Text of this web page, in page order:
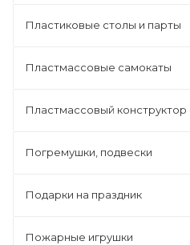
Пластиковые столы и парты
Пластмассовые самокаты
Пластмассовый конструктор
Погремушки, подвески
Подарки на праздник
Пожарные игрушки